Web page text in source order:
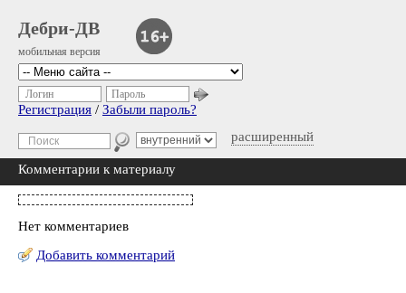
Дебри-ДВ
мобильная версия
расширенный
Логин Пароль
Регистрация / Забыли пароль?
Комментарии к материалу
Нет комментариев
Добавить комментарий